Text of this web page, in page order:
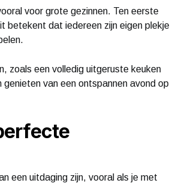
voor grote gezinnen. Ten eerste
betekent dat iedereen zijn eigen plekje
zoals een volledig uitgeruste keuken
van een ontspannen avond op
een uitdaging zijn, vooral als je met